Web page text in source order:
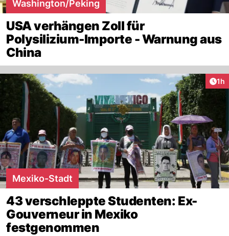
Washington/Peking
USA verhängen Zoll für
Polysilizium-Importe - Warnung aus
China
1h
Mexiko-Stadt
43 verschleppte Studenten: Ex-
Gouverneur in Mexiko
festgenommen